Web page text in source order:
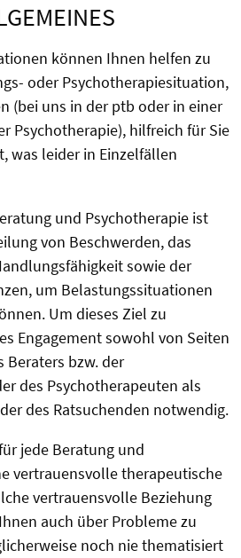
können Ihnen helfen zu
oder Psychotherapiesituation,
(bei uns in der ptb oder in einer
Psychotherapie), hilfreich für Sie
was leider in Einzelfällen
und Psychotherapie ist
von Beschwerden, das
sowie der
um Belastungssituationen
Um dieses Ziel zu
Engagement sowohl von Seiten
Beraters bzw. der
des Psychotherapeuten als
des Ratsuchenden notwendig.
jede Beratung und
vertrauensvolle therapeutische
vertrauensvolle Beziehung
auch über Probleme zu
noch nie thematisiert